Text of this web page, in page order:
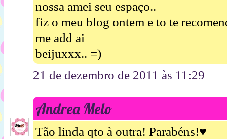
nossa amei seu espaço..
fiz o meu blog ontem e to te
me add ai
beijuxxx.. =)
21 de dezembro de 2011 às 11:29
Andrea Melo
Tão linda qto à outra! Parabéns!♥